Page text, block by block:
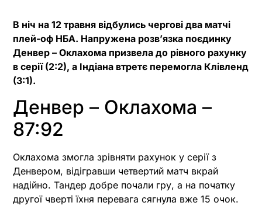
В ніч на 12 травня відбулись чергові два матчі
плей-оф НБА. Напружена розвʼязка поєдинку
Денвер – Оклахома призвела до рівного рахунку
в серії (2:2), а Індіана втретє перемогла Клівленд
(3:1).
Денвер – Оклахома –
87:92
Оклахома змогла зрівняти рахунок у серії з
Денвером, відігравши четвертий матч вкрай
надійно. Тандер добре почали гру, а на початку
другої чверті їхня перевага сягнула вже 15 очок.